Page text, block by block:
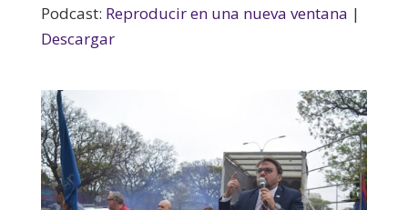
Podcast: Reproducir en una nueva ventana |
Descargar